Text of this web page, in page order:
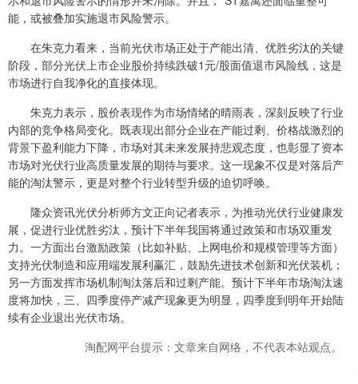
能，或被叠加实施退市风险警示。
在朱克力看来，当前光伏市场正处于产能出清、优胜劣汰的关键
阶段，部分光伏上市企业股价持续跌破1元/股面值退市风险线，这是
市场进行自我净化的直接体现。
朱克力表示，股价表现作为市场情绪的晴雨表，深刻反映了行业
内部的竞争格局变化。既表现出部分企业在产能过剩、价格战激烈的
背景下盈利能力下降，市场对其未来发展持悲观态度，也彰显了资本
市场对光伏行业高质量发展的期待与要求。这一现象不仅是对落后产
能的淘汰警示，更是对整个行业转型升级的迫切呼唤。
隆众资讯光伏分析师方文正向记者表示，为推动光伏行业健康发
展，促进行业优胜劣汰，预计下半年我国将通过政策和市场双重发
力。一方面出台激励政策（比如补贴、上网电价和规模管理等方面）
支持光伏制造和应用端发展利赢汇，鼓励先进技术创新和光伏装机；
另一方面发挥市场机制淘汰落后和过剩产能。预计下半年市场淘汰速
度将加快，三、四季度停产减产现象更为明显，四季度到明年开始陆
续有企业退出光伏市场。
淘配网平台提示：文章来自网络，不代表本站观点。